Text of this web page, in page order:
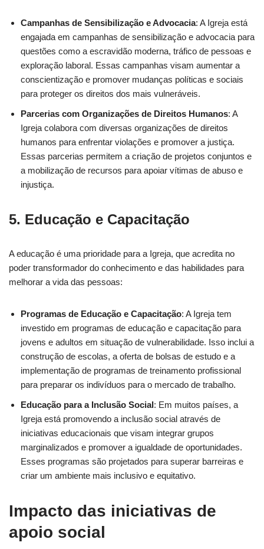
Campanhas de Sensibilização e Advocacia: A Igreja está
engajada em campanhas de sensibilização e advocacia para
questões como a escravidão moderna, tráfico de pessoas e
exploração laboral. Essas campanhas visam aumentar a
conscientização e promover mudanças políticas e sociais
para proteger os direitos dos mais vulneráveis.
Parcerias com Organizações de Direitos Humanos: A
Igreja colabora com diversas organizações de direitos
humanos para enfrentar violações e promover a justiça.
Essas parcerias permitem a criação de projetos conjuntos e
a mobilização de recursos para apoiar vítimas de abuso e
injustiça.
5. Educação e Capacitação
A educação é uma prioridade para a Igreja, que acredita no
poder transformador do conhecimento e das habilidades para
melhorar a vida das pessoas:
Programas de Educação e Capacitação: A Igreja tem
investido em programas de educação e capacitação para
jovens e adultos em situação de vulnerabilidade. Isso inclui a
construção de escolas, a oferta de bolsas de estudo e a
implementação de programas de treinamento profissional
para preparar os indivíduos para o mercado de trabalho.
Educação para a Inclusão Social : Em muitos países, a
Igreja está promovendo a inclusão social através de
iniciativas educacionais que visam integrar grupos
marginalizados e promover a igualdade de oportunidades.
Esses programas são projetados para superar barreiras e
criar um ambiente mais inclusivo e equitativo.
Impacto das iniciativas de
apoio social